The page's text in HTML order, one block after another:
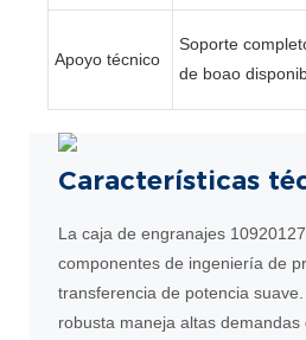
Apoyo técnico
Soporte
de boao
Características
La caja de engranajes
componentes de ingeniería de
transferencia de potencia
robusta maneja altas